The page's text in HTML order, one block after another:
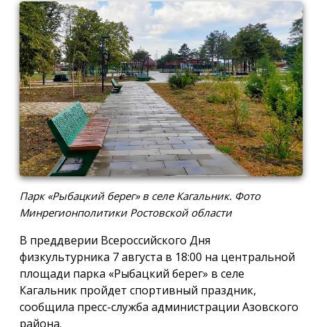
Парк «Рыбацкий берег» в селе Кагальник. Фото
Минрегионполитики Ростовской области
В преддверии Всероссийского Дня
физкультурника 7 августа в 18:00 на центральной
площади парка «Рыбацкий берег» в селе
Кагальник пройдет спортивный праздник,
сообщила пресс-служба администрации Азовского
района.